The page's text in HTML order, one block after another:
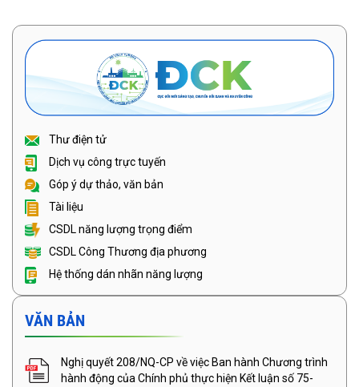
Thư điện tử
Dịch vụ công trực tuyến
Góp ý dự thảo, văn bản
Tài liệu
CSDL năng lượng trọng điểm
CSDL Công Thương địa phương
Hệ thống dán nhãn năng lượng
VĂN BẢN
Nghị quyết 208/NQ-CP về việc Ban hành Chương trình
hành động của Chính phủ thực hiện Kết luận số 75-